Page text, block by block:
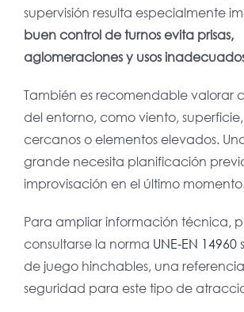
supervisión resulta especialmente
buen control de turnos evita prisas,
aglomeraciones y usos
También es recomendable valorar
del entorno, como viento,
cercanos o elementos elevados.
grande necesita planificación
improvisación en el último
Para ampliar información técnica,
consultarse la norma UNE-EN 14960
de juego hinchables, una
seguridad para este tipo de